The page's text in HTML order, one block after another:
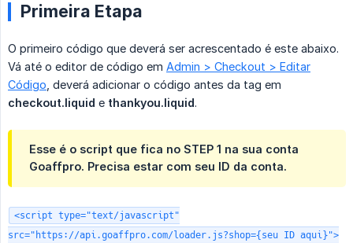
Primeira Etapa
O primeiro código que deverá ser acrescentado é este abaixo.
Vá até o editor de código em Admin > Checkout > Editar
Código , deverá adicionar o código antes da tag em
checkout.liquid e thankyou.liquid.
Esse é o script que fica no STEP 1 na sua conta
Goaffpro. Precisa estar com seu ID da conta.
<script type="text/javascript"
src="https://api.goaffpro.com/loader.js?shop={seu ID aqui}">